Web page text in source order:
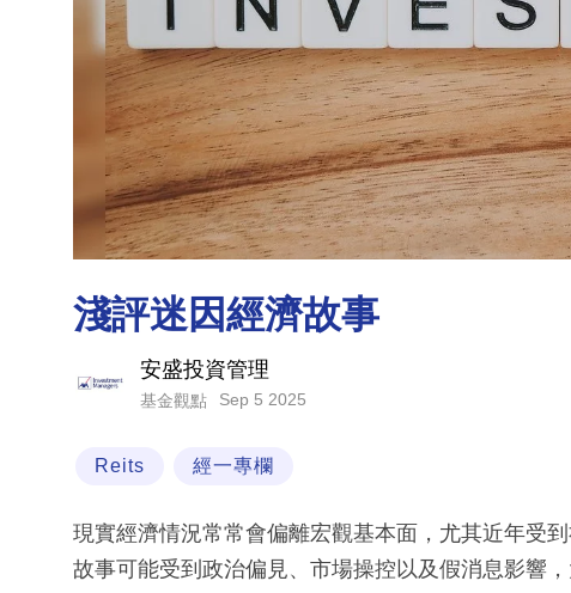
淺評迷因經濟故事
安盛投資管理
基金觀點 Sep 5 2025
Reits 經一專欄
現實經濟情況常常會偏離宏觀基本面，尤其近年受
故事可能受到政治偏見、市場操控以及假消息影響